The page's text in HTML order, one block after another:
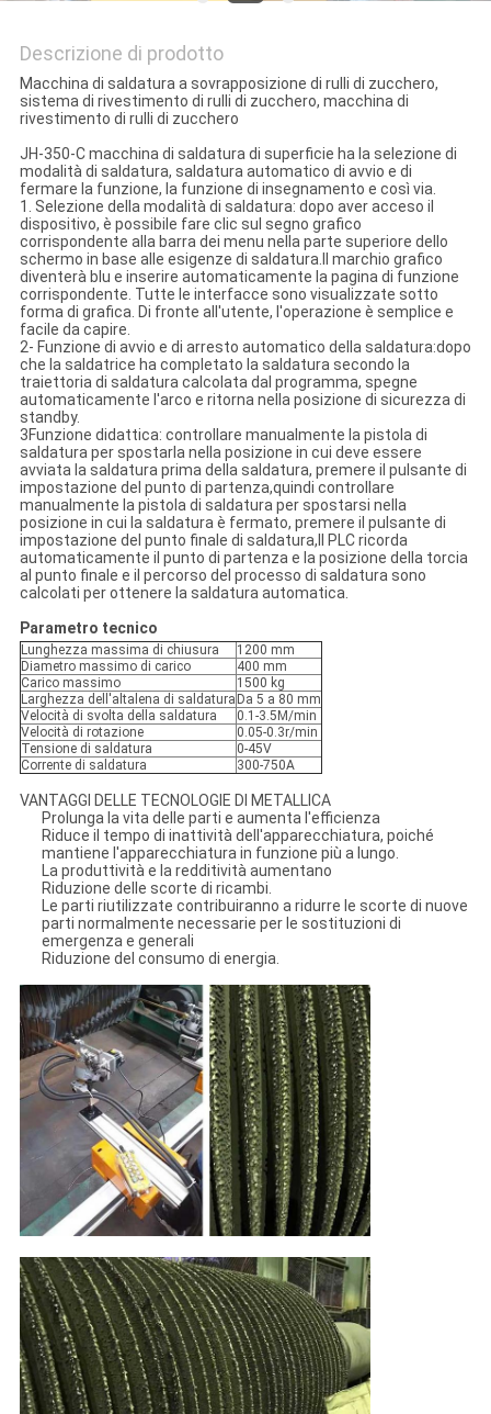
Descrizione di prodotto
Macchina di saldatura a sovrapposizione di rulli di zucchero,
sistema di rivestimento di rulli di zucchero, macchina di
rivestimento di rulli di zucchero
JH-350-C macchina di saldatura di superficie ha la selezione di
modalità di saldatura, saldatura automatico di avvio e di
fermare la funzione, la funzione di insegnamento e così via.
1. Selezione della modalità di saldatura: dopo aver acceso il
dispositivo, è possibile fare clic sul segno grafico
corrispondente alla barra dei menu nella parte superiore dello
schermo in base alle esigenze di saldatura.Il marchio grafico
diventerà blu e inserire automaticamente la pagina di funzione
corrispondente. Tutte le interfacce sono visualizzate sotto
forma di grafica. Di fronte all'utente, l'operazione è semplice e
facile da capire.
2- Funzione di avvio e di arresto automatico della saldatura:dopo
che la saldatrice ha completato la saldatura secondo la
traiettoria di saldatura calcolata dal programma, spegne
automaticamente l'arco e ritorna nella posizione di sicurezza di
standby.
3Funzione didattica: controllare manualmente la pistola di
saldatura per spostarla nella posizione in cui deve essere
avviata la saldatura prima della saldatura, premere il pulsante di
impostazione del punto di partenza,quindi controllare
manualmente la pistola di saldatura per spostarsi nella
posizione in cui la saldatura è fermato, premere il pulsante di
impostazione del punto finale di saldatura,Il PLC ricorda
automaticamente il punto di partenza e la posizione della torcia
al punto finale e il percorso del processo di saldatura sono
calcolati per ottenere la saldatura automatica.
Parametro tecnico
Lunghezza massima di chiusura
1200 mm
Diametro massimo di carico
400 mm
Carico massimo
1500 kg
Larghezza dell'altalena di saldatura Da 5 a 80 mm
Velocità di svolta della saldatura
0.1-3.5M/min
Velocità di rotazione
0.05-0.3r/min
Tensione di saldatura
0-45V
Corrente di saldatura
300-750A
VANTAGGI DELLE TECNOLOGIE DI METALLICA
Prolunga la vita delle parti e aumenta l'efficienza
Riduce il tempo di inattività dell'apparecchiatura, poiché
mantiene l'apparecchiatura in funzione più a lungo.
La produttività e la redditività aumentano
Riduzione delle scorte di ricambi.
Le parti riutilizzate contribuiranno a ridurre le scorte di nuove
parti normalmente necessarie per le sostituzioni di
emergenza e generali
Riduzione del consumo di energia.